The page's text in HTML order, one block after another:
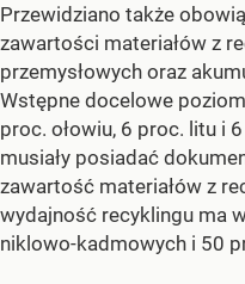
Przewidziano także
zawartości materiałów z
przemysłowych oraz
Wstępne docelowe
proc. ołowiu, 6 proc. litu i
musiały posiadać
zawartość materiałów z
wydajność recyklingu ma
niklowo-kadmowych i 50